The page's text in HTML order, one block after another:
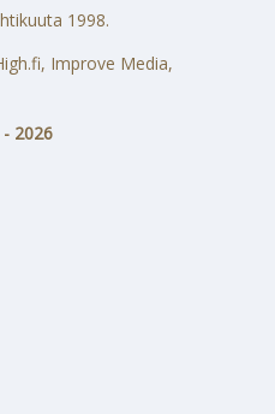
1998.
Improve Media,
2026